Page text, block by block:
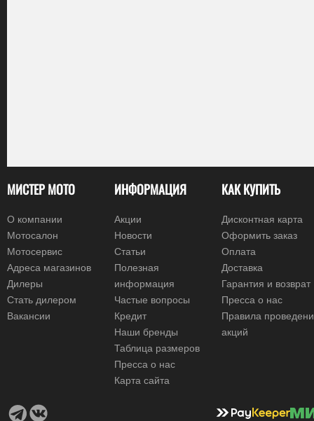
МИСТЕР МОТО
О компании
Мотосалон
Мотосервис
Адреса магазинов
Дилеры
Стать дилером
Вакансии
ИНФОРМАЦИЯ
Акции
Новости
Статьи
Полезная
информация
Частые вопросы
Кредит
Наши бренды
Таблица размеров
Пресса о нас
Карта сайта
КАК КУПИТЬ
Дисконтная карта
Оформить заказ
Оплата
Доставка
Гарантия и возврат
Пресса о нас
Правила
акций